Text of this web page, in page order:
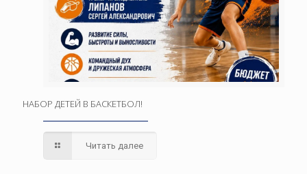
НАБОР ДЕТЕЙ В БАСКЕТБОЛ!
Читать далее